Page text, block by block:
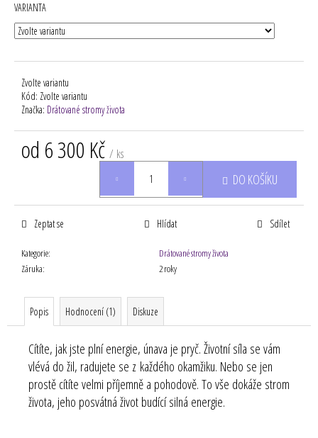
VARIANTA
Zvolte variantu
Kód: Zvolte variantu
Značka: Drátované stromy života
od 6 300 Kč / ks
DO KOŠÍKU
Kategorie:
Drátované stromy života
Záruka: 2 roky
Zeptat se Hlídat Sdílet
Popis Hodnocení (1) Diskuze
Cítíte, jak jste plní energie, únava je pryč. Životní síla se vám
vlévá do žil, radujete se z každého okamžiku. Nebo se jen
prostě cítíte velmi příjemně a pohodově. To vše dokáže strom
života, jeho posvátná život budící silná energie.